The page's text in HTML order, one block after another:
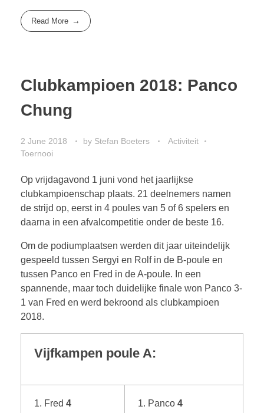
Read More
Clubkampioen 2018: Panco
Chung
2 June 2018 by Stefan Boeters
Activiteit
Toernooi
Op vrijdagavond 1 juni vond het jaarlijkse
clubkampioenschap plaats. 21 deelnemers namen
de strijd op, eerst in 4 poules van 5 of 6 spelers en
daarna in een afvalcompetitie onder de beste 16.
Om de podiumplaatsen werden dit jaar uiteindelijk
gespeeld tussen Sergyi en Rolf in de B-poule en
tussen Panco en Fred in de A-poule. In een
spannende, maar toch duidelijke finale won Panco 3-
1 van Fred en werd bekroond als clubkampioen
2018.
Vijfkampen poule A:
Fred4 Panco4